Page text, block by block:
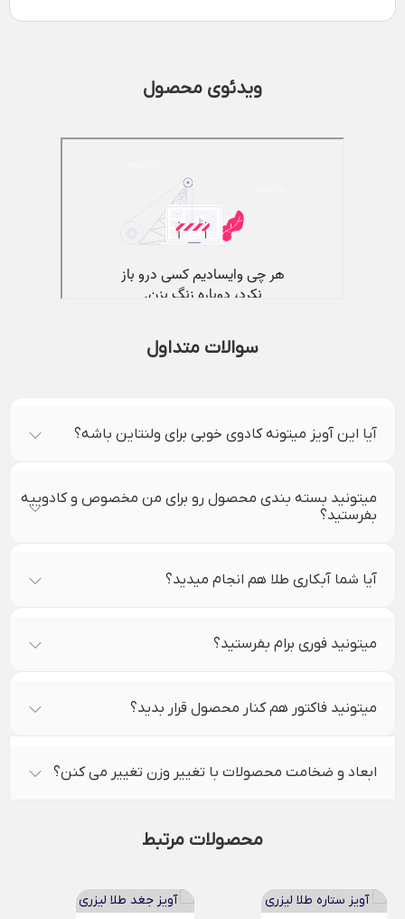
ویدئوی محصول
سوالات متداول
آیا این آویز میتونه کادوی خوبی برای ولنتاین باشه؟
میتونید بسته بندی محصول رو برای من مخصوص و کادوییه
بفرستید؟
آیا شما آبکاری طلا هم انجام میدید؟
میتونید فوری برام بفرستید؟
میتونید فاکتور هم کنار محصول قرار بدید؟
ابعاد و ضخامت محصولات با تغییر وزن تغییر می کنن؟
محصولات مرتبط